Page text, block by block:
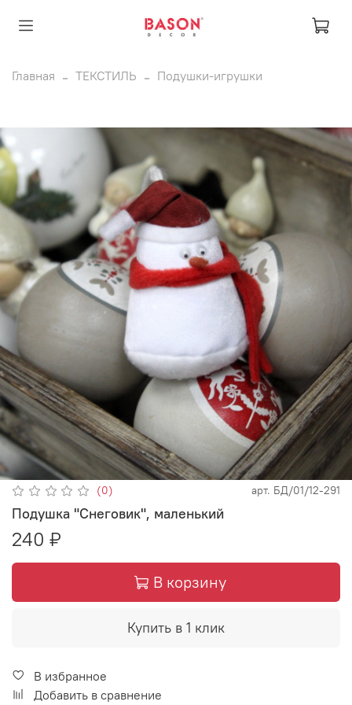
Главная ТЕКСТИЛЬ Подушки-игрушки
(0) арт. БД/01/12-291
Подушка "Снеговик", маленький
240 ₽
В корзину
Купить в 1 клик
В избранное
Добавить в сравнение